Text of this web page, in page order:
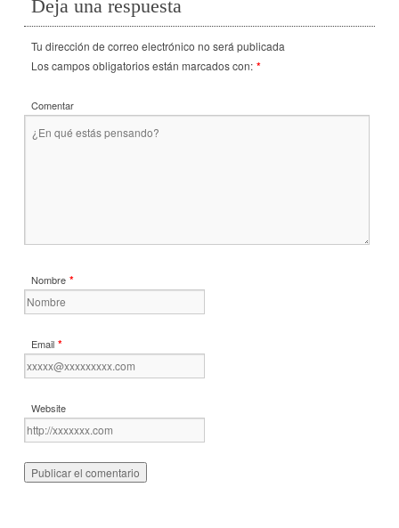
Deja una respuesta
Tu dirección de correo electrónico no será publicada
Los campos obligatorios están marcados con: *
Comentar
Nombre *
Email *
Website